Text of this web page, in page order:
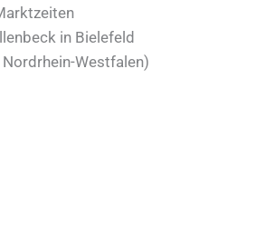
in Bielefeld
Nordrhein-Westfalen)